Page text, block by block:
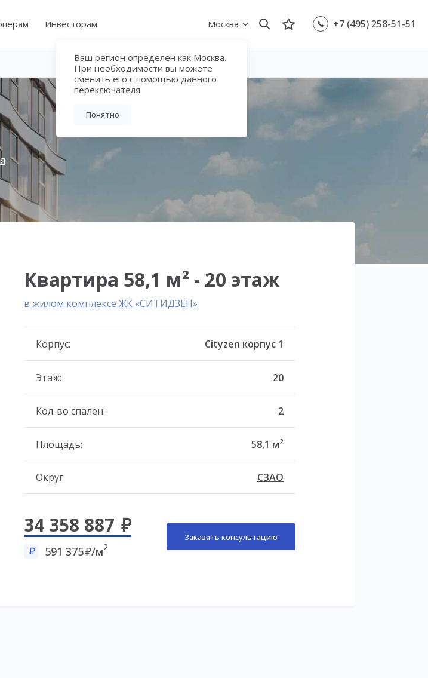
Инвесторам Москва
Ваш регион определен как Москва.
При необходимости вы можете
сменить его с помощью данного
переключателя.
Понятно
+7 (495) 258-51-51
Квартира 58,1 м² - 20 этаж
в жилом комплексе ЖК «СИТИДЗЕН»
Корпус: Cityzen корпус 1
Этаж: 20
Кол-во спален: 2
Площадь: 58,1 м2
Округ СЗАО
34 358 887
591 375 /м2
Заказать консультацию